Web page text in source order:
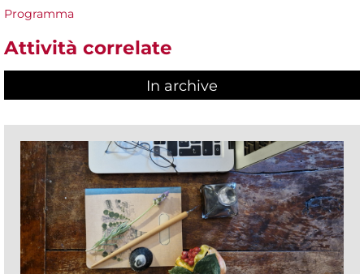
Programma
Attività correlate
In archive